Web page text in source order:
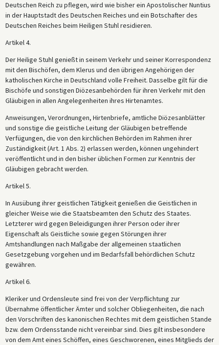
Deutschen Reich zu pflegen, wird wie bisher ein Apostolischer Nuntius
in der Hauptstadt des Deutschen Reiches und ein Botschafter des
Deutschen Reiches beim Heiligen Stuhl residieren.
Artikel 4.
Der Heilige Stuhl genießt in seinem Verkehr und seiner Korrespondenz
mit den Bischöfen, dem Klerus und den übrigen Angehörigen der
katholischen Kirche in Deutschland volle Freiheit. Dasselbe gilt für die
Bischöfe und sonstigen Diözesanbehörden für ihren Verkehr mit den
Gläubigen in allen Angelegenheiten ihres Hirtenamtes.
Anweisungen, Verordnungen, Hirtenbriefe, amtliche Diözesanblätter
und sonstige die geistliche Leitung der Gläubigen betreffende
Verfügungen, die von den kirchlichen Behörden im Rahmen ihrer
Zuständigkeit (Art. 1 Abs. 2) erlassen werden, können ungehindert
veröffentlicht und in den bisher üblichen Formen zur Kenntnis der
Gläubigen gebracht werden.
Artikel 5.
In Ausübung ihrer geistlichen Tätigkeit genießen die Geistlichen in
gleicher Weise wie die Staatsbeamten den Schutz des Staates.
Letzterer wird gegen Beleidigungen ihrer Person oder ihrer
Eigenschaft als Geistliche sowie gegen Störungen ihrer
Amtshandlungen nach Maßgabe der allgemeinen staatlichen
Gesetzgebung vorgehen und im Bedarfsfall behördlichen Schutz
gewähren.
Artikel 6.
Kleriker und Ordensleute sind frei von der Verpflichtung zur
Übernahme öffentlicher Ämter und solcher Obliegenheiten, die nach
den Vorschriften des kanonischen Rechtes mit dem geistlichen Stande
bzw. dem Ordensstande nicht vereinbar sind. Dies gilt insbesondere
von dem Amt eines Schöffen, eines Geschworenen, eines Mitglieds der